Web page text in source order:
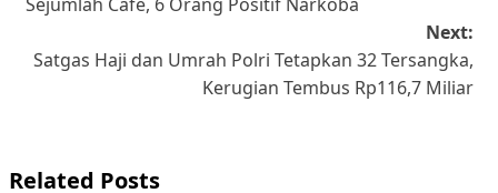
Next:
Satgas Haji dan Umrah Polri Tetapkan 32 Tersangka,
Kerugian Tembus Rp116,7 Miliar
Related Posts